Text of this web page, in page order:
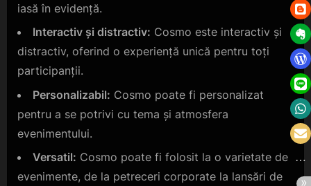
iasă în evidență.
Interactiv și distractiv: Cosmo este interactiv și
distractiv, oferind o experiență unică pentru toți
participanții.
Personalizabil: Cosmo poate fi personalizat
pentru a se potrivi cu tema și atmosfera
evenimentului.
Versatil: Cosmo poate fi folosit la o varietate de
evenimente, de la petreceri corporate la lansări de